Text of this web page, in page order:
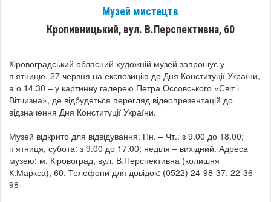
Музей мистецтв
Кропивницький, вул. В.Перспективна, 60
Кіровоградський обласний художній музей запрошує у
п’ятницю, 27 червня на експозицію до Дня Конституції України,
а о 14.30 – у картинну галерею Петра Оссовського «Світ і
Вітчизна», де відбудеться перегляд відеопрезентацій до
відзначення Дня Конституції України.
Музей відкрито для відвідування: Пн. – Чт.: з 9.00 до 18.00;
п’ятниця, субота: з 9.00 до 17.00; неділя – вихідний. Адреса
музею: м. Кіровоград, вул. В.Перспективна (колишня
К.Маркса), 60. Телефони для довідок: (0522) 24-98-37, 22-36-
98